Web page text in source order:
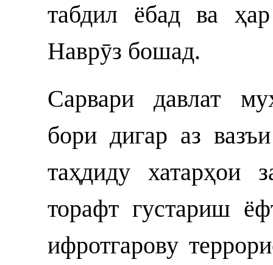
табдил ёбад ва
Наврӯз бошад.
Сарвари давлат
бори дигар аз
таҳдиду хатарҳои
торафт густариш
ифротгарову